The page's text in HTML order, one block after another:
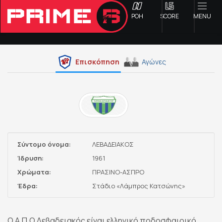
ΡΟΗ SCORE MENU
Α2 ΕΠΣΗ
Β1 ΕΠΣΗ
Επισκόπηση Αγώνες
Σύντομο όνομα:
ΛΕΒΑΔΕΙΑΚΟΣ
Ίδρυση:
1961
Χρώματα:
ΠΡΑΣΙΝΟ-ΑΣΠΡΟ
Έδρα:
Στάδιο «Λάμπρος Κατσώνης»